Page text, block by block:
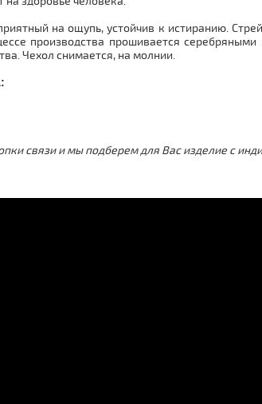
на ощупь, устойчив к истиранию.
производства прошивается
Чехол снимается, на молнии.
связи и мы подберем для Вас изделие с